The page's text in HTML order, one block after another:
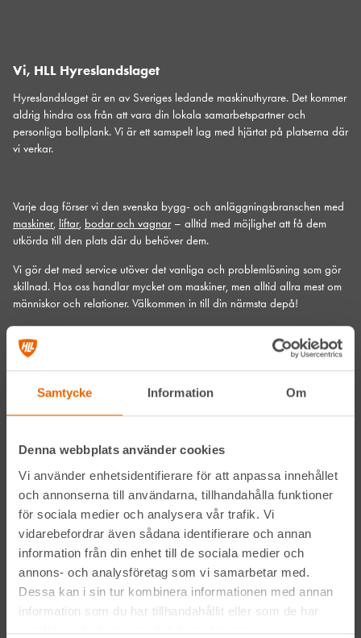
Samtycke Information Om
Denna webbplats använder cookies
Vi använder enhetsidentifierare för att anpassa innehållet
och annonserna till användarna, tillhandahålla funktioner
för sociala medier och analysera vår trafik. Vi
vidarebefordrar även sådana identifierare och annan
information från din enhet till de sociala medier och
annons- och analysföretag som vi samarbetar med.
Dessa kan i sin tur kombinera informationen med annan
information som du har tillhandahållit eller som de har
samlat in när du har använt deras tjänster.
Vi, HLL Hyreslandslaget
Hyreslandslaget är en av Sveriges ledande maskinuthyrare. Det kommer
aldrig hindra oss från att vara din lokala samarbetspartner och
personliga bollplank. Vi är ett samspelt lag med hjärtat på platserna där
vi verkar.
Varje dag förser vi den svenska bygg- och anläggningsbranschen med
maskiner, liftar, bodar och vagnar– alltid med möjlighet att få dem
utkörda till den plats där du behöver dem.
Vi gör det med service utöver det vanliga och problemlösning som gör
skillnad. Hos oss handlar mycket om maskiner, men alltid allra mest om
människor och relationer. Välkommen in till din närmsta depå!
Kontakta din närmaste depå
Prenumerera på vårt nyhetsbrev
Genom att anmäla mig till nyhetsbrevet godkänner jag
Hyreslandslagetsintegritetspolicy
Alltid nära